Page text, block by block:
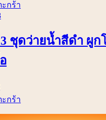
กร้า
ชุดว่ายน้ำสีดำ ผู
กร้า